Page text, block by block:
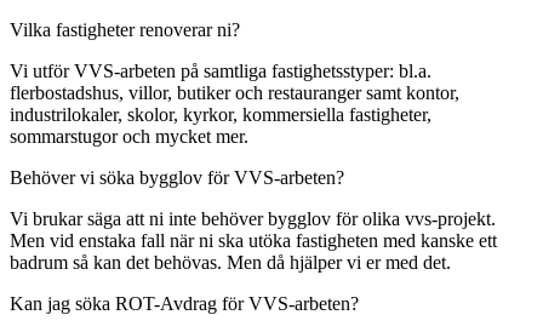
Vilka fastigheter renoverar ni?
Vi utför VVS-arbeten på samtliga fastighetsstyper: bl.a.
flerbostadshus, villor, butiker och restauranger samt kontor,
industrilokaler, skolor, kyrkor, kommersiella fastigheter,
sommarstugor och mycket mer.
Behöver vi söka bygglov för VVS-arbeten?
Vi brukar säga att ni inte behöver bygglov för olika vvs-projekt.
Men vid enstaka fall när ni ska utöka fastigheten med kanske ett
badrum så kan det behövas. Men då hjälper vi er med det.
Kan jag söka ROT-Avdrag för VVS-arbeten?